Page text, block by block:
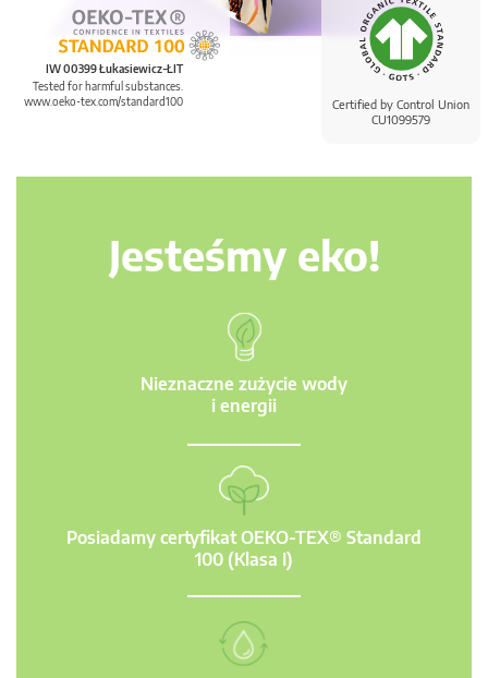
Certified by Control Union
CU1099579
IW 00399 Łukasiewicz-ŁIT
Tested for harmful substances.
www.oeko-tex.com/standard100
Jesteśmy eko!
Nieznaczne zużycie wody
i energii
Posiadamy certyfikat OEKO-TEX® Standard
100 (Klasa I)